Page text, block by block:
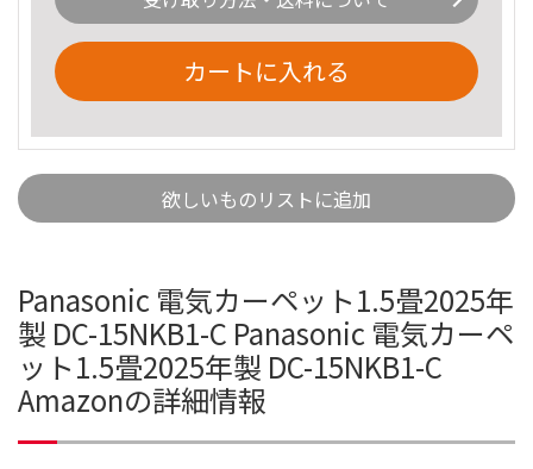
カートに入れる
欲しいものリストに追加
Panasonic 電気カーペット1.5畳2025年
製 DC-15NKB1-C Panasonic 電気カーペ
ット1.5畳2025年製 DC-15NKB1-C
Amazonの詳細情報